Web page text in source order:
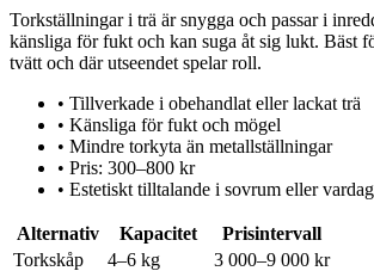
Torkställningar i trä är snygga och passar i
känsliga för fukt och kan suga åt sig lukt. Bäst
tvätt och där utseendet spelar roll.
• Tillverkade i obehandlat eller lackat trä
• Känsliga för fukt och mögel
• Mindre torkyta än metallställningar
• Pris: 300–800 kr
• Estetiskt tilltalande i sovrum eller
Alternativ Kapacitet
Prisintervall
Torkskåp
4–6 kg
3 000–9 000 kr